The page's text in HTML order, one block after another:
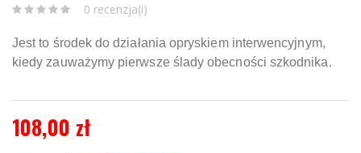
0 recenzja(i)
Jest to środek do działania opryskiem interwencyjnym,
kiedy zauważymy pierwsze ślady obecności szkodnika.
108,00 zł